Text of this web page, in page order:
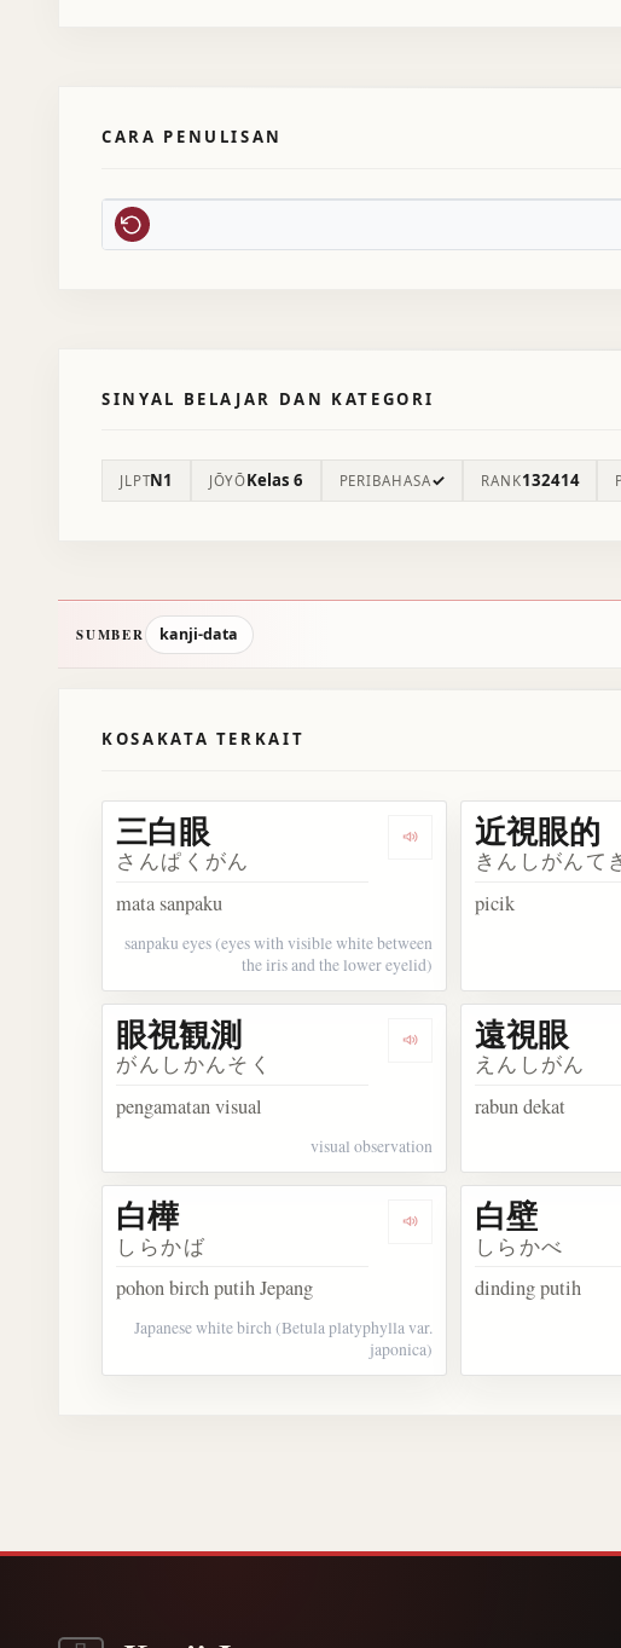
CARA PENULISAN
SINYAL BELAJAR DAN KATEGORI
JLPTN1 JŌYŌKelas 6 PERIBAHASA✓ RANK132414
SUMBER kanji-data
KOSAKATA TERKAIT
Dengarkan 三白眼
三白眼
さんぱくがん
mata sanpaku
sanpaku eyes (eyes with visible white between
the iris and the lower eyelid)
近視眼的
きんしがんて
picik
Dengarkan 眼視観測
眼視観測
がんしかんそく
pengamatan visual
visual observation
遠視眼
えんしがん
rabun dekat
Dengarkan 白樺
白樺
しらかば
pohon birch putih Jepang
Japanese white birch (Betula platyphylla var.
japonica)
白壁
しらかべ
dinding putih